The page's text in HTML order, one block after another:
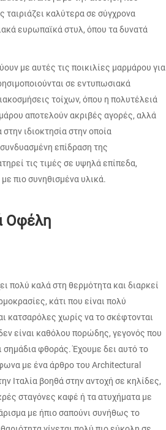
καλύτερα σε σύγχρονα
ευρωπαϊκά στυλ, όπου τα δυνατά
με αυτές τις ποικιλίες μαρμάρου για
σε εντυπωσιακά
τοίχων, όπου η πολυτέλειά
αποτελούν ακριβές αγορές, αλλά
ιδιοκτησία στην οποία
επίδραση της
τις τιμές σε υψηλά επίπεδα,
πιο συνηθισμένα υλικά.
Οφέλη
πολύ καλά στη θερμότητα και διαρκεί
κάτι που είναι πολύ
κατσαρόλες χωρίς να το σκέφτονται
είναι καθόλου πορώδης, γεγονός που
σημάδια φθοράς. Έχουμε δει αυτό το
με ένα άρθρο του Architectural
Ιταλία βοηθά στην αντοχή σε κηλίδες,
σταγόνες καφέ ή τα ατυχήματα με
με ήπιο σαπούνι συνήθως το